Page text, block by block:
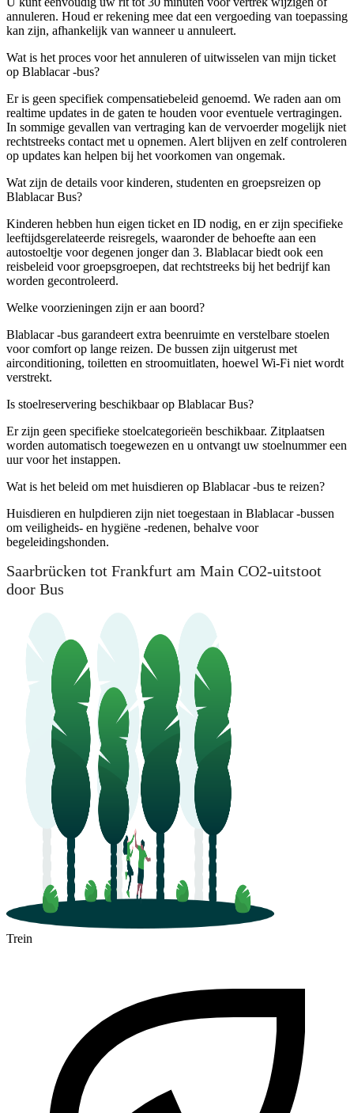
annuleren. Houd er rekening mee dat een vergoeding van toepassing
kan zijn, afhankelijk van wanneer u annuleert.
Wat is het proces voor het annuleren of uitwisselen van mijn ticket
op Blablacar -bus?
Er is geen specifiek compensatiebeleid genoemd. We raden aan om
realtime updates in de gaten te houden voor eventuele vertragingen.
In sommige gevallen van vertraging kan de vervoerder mogelijk niet
rechtstreeks contact met u opnemen. Alert blijven en zelf controleren
op updates kan helpen bij het voorkomen van ongemak.
Wat zijn de details voor kinderen, studenten en groepsreizen op
Blablacar Bus?
Kinderen hebben hun eigen ticket en ID nodig, en er zijn specifieke
leeftijdsgerelateerde reisregels, waaronder de behoefte aan een
autostoeltje voor degenen jonger dan 3. Blablacar biedt ook een
reisbeleid voor groepsgroepen, dat rechtstreeks bij het bedrijf kan
worden gecontroleerd.
Welke voorzieningen zijn er aan boord?
Blablacar -bus garandeert extra beenruimte en verstelbare stoelen
voor comfort op lange reizen. De bussen zijn uitgerust met
airconditioning, toiletten en stroomuitlaten, hoewel Wi-Fi niet wordt
verstrekt.
Is stoelreservering beschikbaar op Blablacar Bus?
Er zijn geen specifieke stoelcategorieën beschikbaar. Zitplaatsen
worden automatisch toegewezen en u ontvangt uw stoelnummer een
uur voor het instappen.
Wat is het beleid om met huisdieren op Blablacar -bus te reizen?
Huisdieren en hulpdieren zijn niet toegestaan ​​in Blablacar -bussen
om veiligheids- en hygiëne -redenen, behalve voor
begeleidingshonden.
Saarbrücken tot Frankfurt am Main CO2-uitstoot
door Bus
Trein